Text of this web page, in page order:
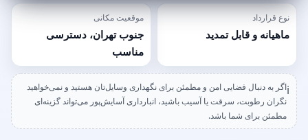
نوع قرارداد
ماهیانه و قابل تمدید
موقعیت مکانی
جنوب تهران، دسترسی
مناسب
ℹ️اگر به دنبال فضایی امن و مطمئن برای نگهداری وسایل‌تان هستید و نمی‌خواهید
نگران رطوبت، سرقت یا آسیب باشید، انبارداری آسایش‌پور می‌تواند گزینه‌ای
مطمئن برای شما باشد.